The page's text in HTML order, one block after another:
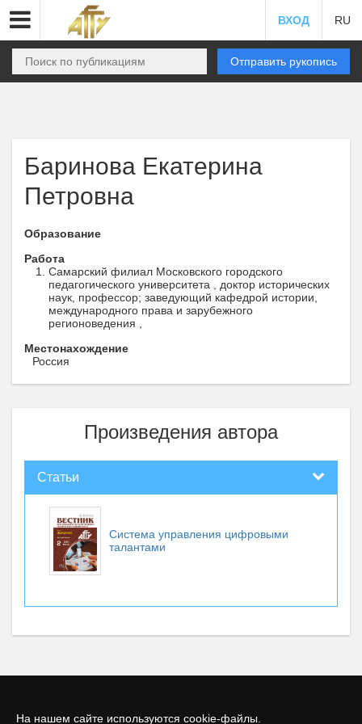
На нашем сайте используются cookie-файлы.
ВХОД RU
Отправить рукопись
Баринова Екатерина
Петровна
Образование
Работа
Самарский филиал Московского городского
педагогического университета , доктор исторических
наук, профессор; заведующий кафедрой истории,
международного права и зарубежного
регионоведения ,
Местонахождение
Россия
Произведения автора
Статьи
Система управления цифровыми
талантами